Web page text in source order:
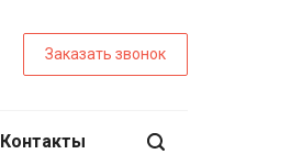
Заказать звонок
Контакты